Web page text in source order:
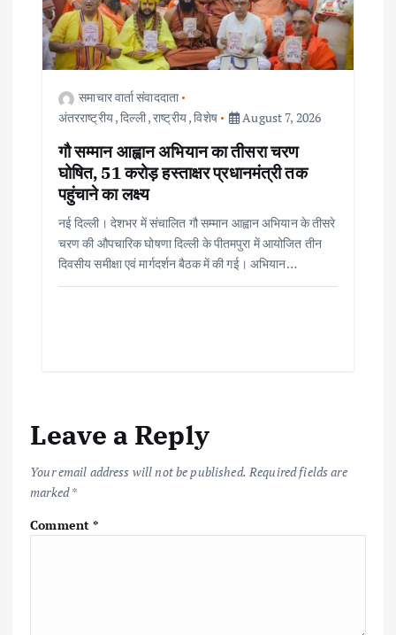
समाचार वार्ता संवाददाता
अंतरराष्ट्रीय,दिल्ली,राष्ट्रीय,विशेष August 7, 2026
गौ सम्मान आह्वान अभियान का तीसरा चरण
घोषित, 51 करोड़ हस्ताक्षर प्रधानमंत्री तक
पहुंचाने का लक्ष्य
नई दिल्ली। देशभर में संचालित गौ सम्मान आह्वान अभियान के तीसरे
चरण की औपचारिक घोषणा दिल्ली के पीतमपुरा में आयोजित तीन
दिवसीय समीक्षा एवं मार्गदर्शन बैठक में की गई। अभियान…
Leave a Reply
Your email address will not be published. Required fields are
marked*
Comment*